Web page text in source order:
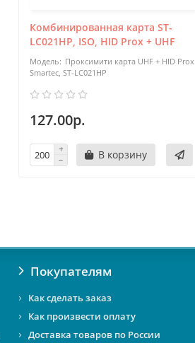
Комбинированная карта ST-
LC021HP, ISO, HID Prox + UHF
Проксимити карта UHF + HID Prox
Smartec, ST-LC021HP
127.00р.
В корзину
Покупателям
Как сделать заказ
Как произвести оплату
Доставка товаров по России